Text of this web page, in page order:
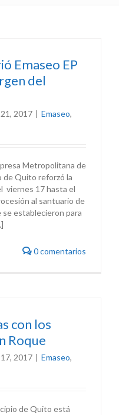
Emaseo EP
del
2017 | Emaseo,
Metropolitana de
de Quito reforzó la
viernes 17 hasta el
al santuario de
se establecieron para
0 comentarios
con los
Roque
2017 | Emaseo,
de Quito está